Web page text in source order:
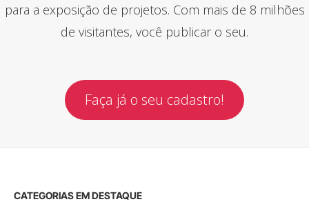
para a exposição de projetos. Com mais de 8 milhões
de visitantes, você publicar o seu.
Faça já o seu cadastro!
CATEGORIAS EM DESTAQUE